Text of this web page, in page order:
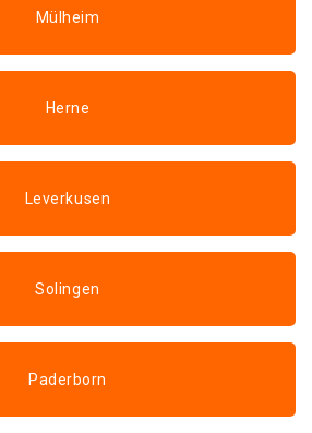
Mülheim
Herne
Leverkusen
Solingen
Paderborn